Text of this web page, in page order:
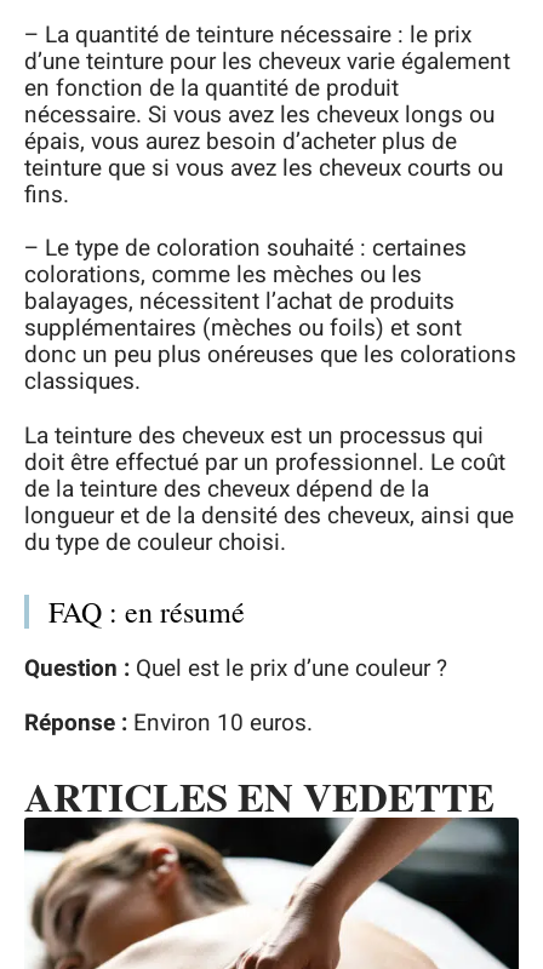
– La quantité de teinture nécessaire : le prix
d’une teinture pour les cheveux varie également
en fonction de la quantité de produit
nécessaire. Si vous avez les cheveux longs ou
épais, vous aurez besoin d’acheter plus de
teinture que si vous avez les cheveux courts ou
fins.
– Le type de coloration souhaité : certaines
colorations, comme les mèches ou les
balayages, nécessitent l’achat de produits
supplémentaires (mèches ou foils) et sont
donc un peu plus onéreuses que les colorations
classiques.
La teinture des cheveux est un processus qui
doit être effectué par un professionnel. Le coût
de la teinture des cheveux dépend de la
longueur et de la densité des cheveux, ainsi que
du type de couleur choisi.
FAQ : en résumé
Question : Quel est le prix d’une couleur ?
Réponse : Environ 10 euros.
ARTICLES EN VEDETTE